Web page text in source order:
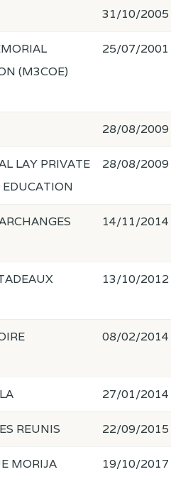
31/10/2005
(M3COE)
25/07/2001
28/08/2009
LAY PRIVATE
EDUCATION
28/08/2009
14/11/2014
13/10/2012
08/02/2014
27/01/2014
REUNIS 22/09/2015
MORIJA
19/10/2017